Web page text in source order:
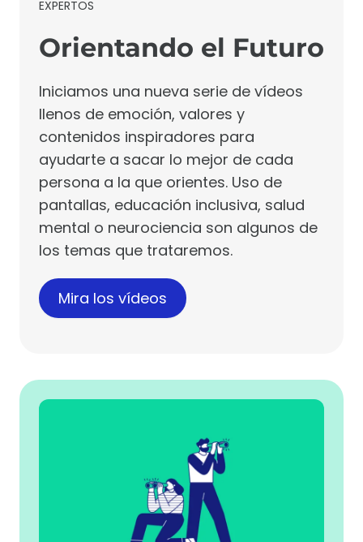
EXPERTOS
Orientando el Futuro
Iniciamos una nueva serie de vídeos
llenos de emoción, valores y
contenidos inspiradores para
ayudarte a sacar lo mejor de cada
persona a la que orientes. Uso de
pantallas, educación inclusiva, salud
mental o neurociencia son algunos de
los temas que trataremos.
Mira los vídeos